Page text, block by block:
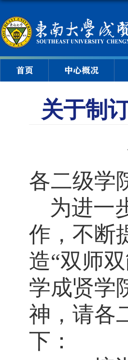
首页 中心概况
关于制
各二级学
为进一
作， 不断
造“双师
学成贤学
神，请各
下：